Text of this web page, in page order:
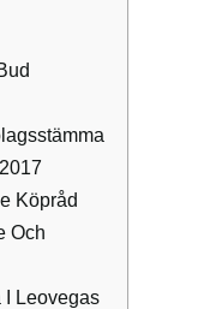
Köpråd
Och
I Leovegas